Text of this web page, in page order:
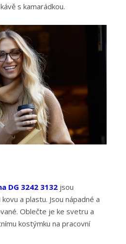
s kamarádkou.
DG 3242 3132 jsou
a plastu. Jsou nápadné a
Oblečte je ke svetru a
kostýmku na pracovní